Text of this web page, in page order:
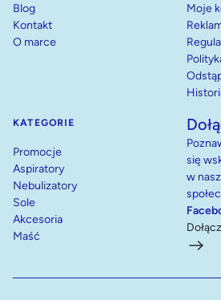
Blog
Kontakt
O marce
Moje
KATEGORIE
Promocje
Aspiratory
Nebulizatory
Sole
Akcesoria
Maść
się
w
Dołącz